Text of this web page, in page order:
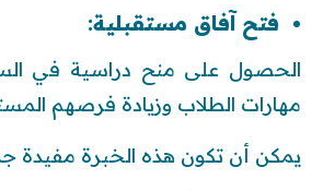
فتح آفاق مستقبلية:
مهارات الطلاب وزيادة فرصهم
يمكن أن تكون هذه الخبرة مفيدة